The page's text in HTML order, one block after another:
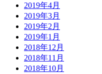
2019年4月
2019年3月
2019年2月
2019年1月
2018年12月
2018年11月
2018年10月